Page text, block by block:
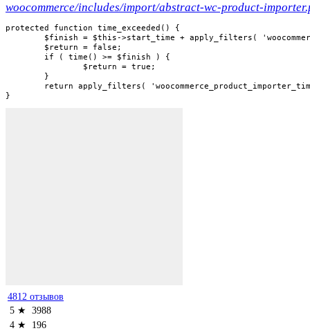
woocommerce/includes/import/abstract-wc-product-
protected function time_exceeded() {
}
4812 отзывов
5 ★ 3988
4 ★
196